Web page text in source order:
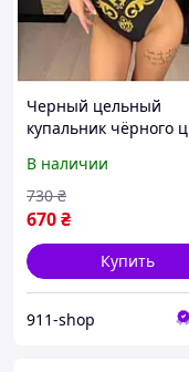
Черный цельный
купальник чёрного
В наличии
670₴
730 ₴
Купить
911-shop